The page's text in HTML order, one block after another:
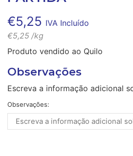
€5,25 IVA Incluído
€5,25 /kg
Produto vendido ao Quilo
Observações
Escreva a informação adicional
Observações: